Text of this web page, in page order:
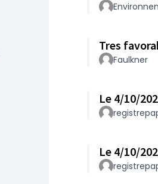
Tres
Faulkner
Le 4/10/
Le 4/10/